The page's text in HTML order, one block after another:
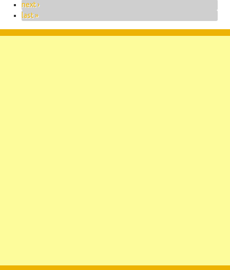
next ›
last »